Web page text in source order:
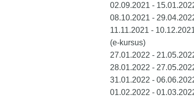
02.09.2021 -
08.10.2021 -
11.11.2021 -
(e-kursus)
27.01.2022 -
28.01.2022 -
31.01.2022 -
01.02.2022 -